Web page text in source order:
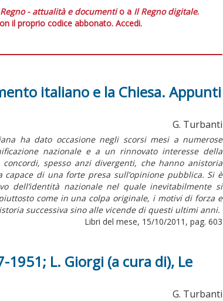
- attualità e documentio a Il Regno digitale.
il proprio codice abbonato. Accedi.
italiano e la Chiesa. Appunti
G. Turbanti
ha dato occasione negli scorsi mesi a numerose
nazionale e a un rinnovato interesse della
concordi, spesso anzi divergenti, che hanno anistoria
di una forte presa sull’opinione pubblica. Si è
dell’identità nazionale nel quale inevitabilmente si
come in una colpa originale, i motivi di forza e
successiva sino alle vicende di questi ultimi anni.
Libri del mese, 15/10/2011, pag. 603
1951; L. Giorgi (a cura di), Le
G. Turbanti